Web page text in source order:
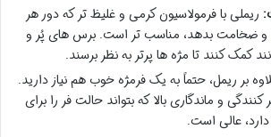
ریملی با فرمولاسیون کرمی و غلیظ تر که دور هر
و ضخامت بدهد، مناسب تر است. برس های پُر و
کمک کنند تا مژه ها پرتر به نظر برسند.
بر ریمل، حتماً به یک فرمژه خوب هم نیاز دارید.
کنندگی و ماندگاری بالا که بتواند حالت فر را برای
عالی است.